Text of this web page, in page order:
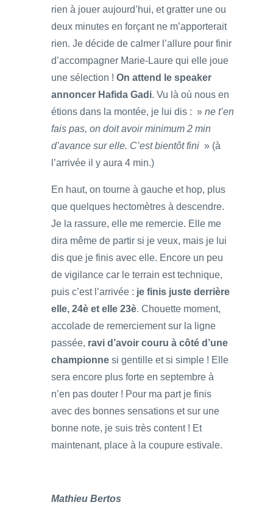
rien à jouer aujourd’hui, et gratter une ou
deux minutes en forçant ne m’apporterait
rien. Je décide de calmer l’allure pour finir
d’accompagner Marie-Laure qui elle joue
une sélection ! On attend le speaker
annoncer Hafida Gadi. Vu là où nous en
étions dans la montée, je lui dis : » ne t’en
fais pas, on doit avoir minimum 2 min
d’avance sur elle. C’est bientôt fini » (à
l’arrivée il y aura 4 min.)
En haut, on tourne à gauche et hop, plus
que quelques hectomètres à descendre.
Je la rassure, elle me remercie. Elle me
dira même de partir si je veux, mais je lui
dis que je finis avec elle. Encore un peu
de vigilance car le terrain est technique,
puis c’est l’arrivée : je finis juste derrière
elle, 24è et elle 23è. Chouette moment,
accolade de remerciement sur la ligne
passée, ravi d’avoir couru à côté d’une
championne si gentille et si simple ! Elle
sera encore plus forte en septembre à
n’en pas douter ! Pour ma part je finis
avec des bonnes sensations et sur une
bonne note, je suis très content ! Et
maintenant, place à la coupure estivale.
Mathieu Bertos